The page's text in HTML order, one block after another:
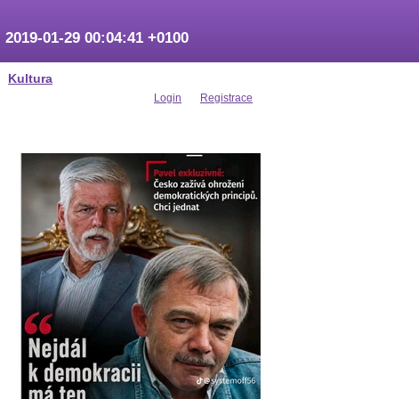
Kultura
2019-01-29 00:04:41 +0100
Login Registrace